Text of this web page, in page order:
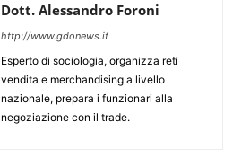
Dott. Alessandro Foroni
http://www.gdonews.it
Esperto di sociologia, organizza reti
vendita e merchandising a livello
nazionale, prepara i funzionari alla
negoziazione con il trade.